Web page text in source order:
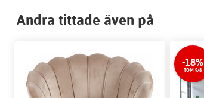
Andra tittade även på
-18%
TOM 9/8